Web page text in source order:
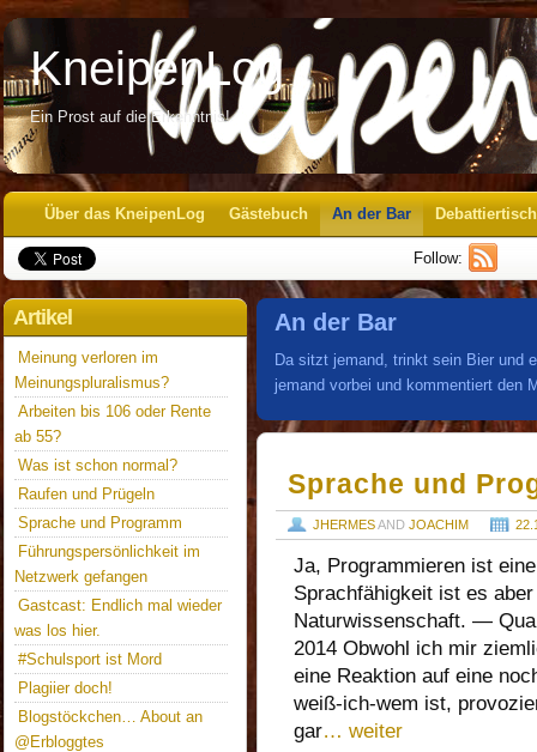
KneipenLog
Ein Prost auf die Erkenntnis!
Über das KneipenLog Gästebuch An der Bar Debattiertisch
Follow:
An der Bar
Da sitzt jemand, trinkt sein Bier und
jemand vorbei und kommentiert den
Sprache und
JHERMESANDJOACHIM
Ja, Programmieren ist
Sprachfähigkeit ist es
Naturwissenschaft. —
2014 Obwohl ich mir
eine Reaktion auf eine
weiß-ich-wem ist,
gar… weiter
Artikel
Meinung verloren im
Meinungspluralismus?
Arbeiten bis 106 oder Rente
ab 55?
Was ist schon normal?
Raufen und Prügeln
Sprache und Programm
Führungspersönlichkeit im
Netzwerk gefangen
Gastcast: Endlich mal wieder
was los hier.
#Schulsport ist Mord
Plagiier doch!
Blogstöckchen… About an
@Erbloggtes